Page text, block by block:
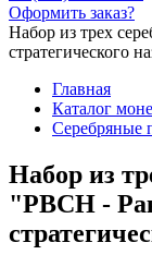
Оформить заказ?
Набор из трех
стратегического
Главная
Каталог
Серебряные
Набор из
"РВСН -